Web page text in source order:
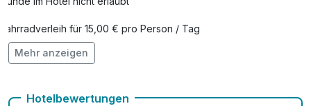
Fahrradverleih für 15,00 € pro Person / Tag
Kostenloses W-LAN
Mehr anzeigen
Hotelbewertungen